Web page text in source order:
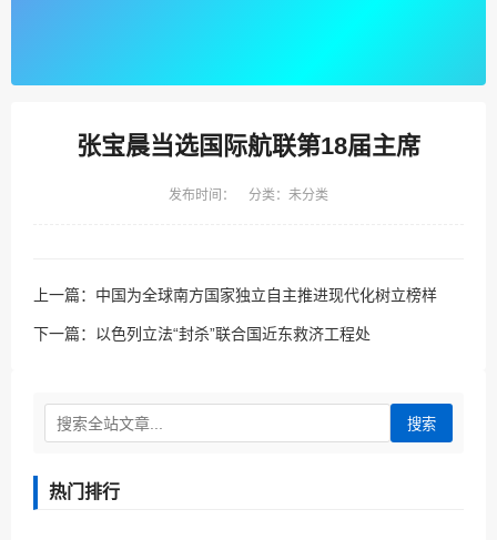
张宝晨当选国际航联第18届主席
发布时间： 分类：未分类
上一篇： 中国为全球南方国家独立自主推进现代化树立榜样
下一篇： 以色列立法“封杀”联合国近东救济工程处
搜索
热门排行